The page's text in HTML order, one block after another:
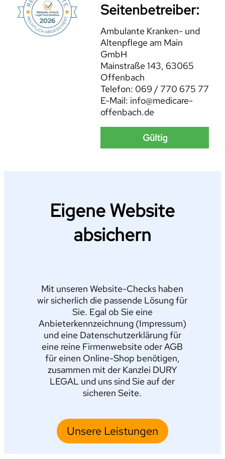
Seitenbetreiber:
Ambulante Kranken- und
Altenpflege am Main
GmbH
Mainstraße 143, 63065
Offenbach
Telefon: 069 / 770 675 77
E-Mail: info@medicare-
offenbach.de
Gültig
Eigene Website
absichern
Mit unseren Website-Checks haben
wir sicherlich die passende Lösung für
Sie. Egal ob Sie eine
Anbieterkennzeichnung (Impressum)
und eine Datenschutzerklärung für
eine reine Firmenwebsite oder AGB
für einen Online-Shop benötigen,
zusammen mit der Kanzlei DURY
LEGAL und uns sind Sie auf der
sicheren Seite.
Unsere Leistungen